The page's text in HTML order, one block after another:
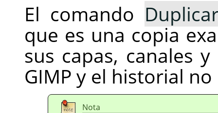
El comando
que es una copia
sus capas, canales
GIMP y el historial no
Nota